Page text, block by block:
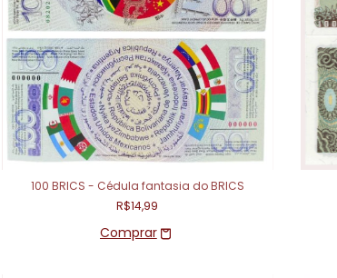
100 BRICS - Cédula fantasia do BRICS
R$14,99